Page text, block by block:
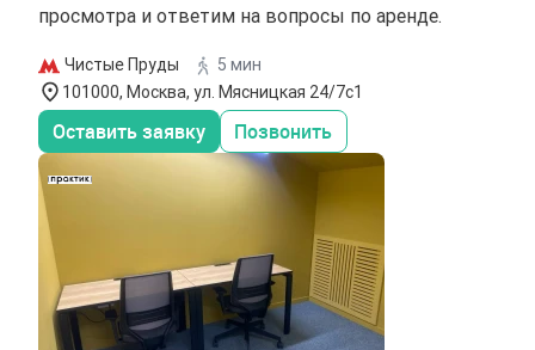
просмотра и ответим на вопросы по аренде.
Чистые Пруды
5 мин
101000, Москва, ул. Мясницкая 24/7с1
Оставить заявку Позвонить